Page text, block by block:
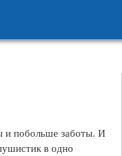
и побольше заботы. И
в одно